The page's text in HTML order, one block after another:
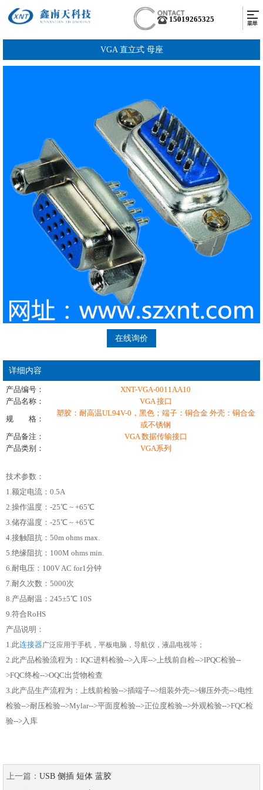
15019265325
VGA 直立式 母座
在线询价
详细内容
产品编号：
XNT-VGA-0011AA10
产品名称：
VGA 接口
规 格：
塑胶：耐高温UL94V-0，黑色；端子：铜合金 外壳：铜合金
或不锈钢
产品备注：
VGA 数据传输接口
产品类别：
VGA系列
技术参数：
1.额定电流：0.5A
2.操作温度：-25℃ ~ +65℃
3.储存温度：-25℃ ~ +65℃
4.接触阻抗：50m ohms max.
5.绝缘阻抗：100M ohms min.
6.耐电压：100V AC for1分钟
7.耐久次数：5000次
8.产品耐温：245±5℃ 10S
9.符合RoHS
产品说明：
1.此连接器广泛应用于手机，平板电脑，导航仪，液晶电视等；
2.此产品检验流程为：IQC进料检验-->入库-->上线前自检-->IPQC检验--
>FQC终检-->OQC出货物检查
3.此产品生产流程为：上线前检验-->插端子-->组装外壳-->铆压外壳-->电性
检验-->耐压检验-->Mylar-->平面度检验-->正位度检验-->外观检验-->FQC检
验-->入库
上一篇： USB 侧插 短体 蓝胶